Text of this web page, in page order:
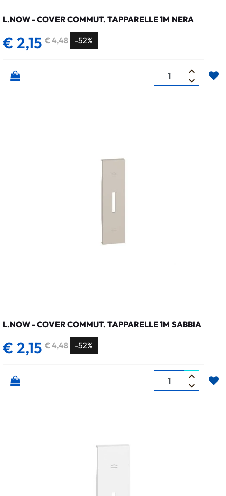
L.NOW - COVER COMMUT. TAPPARELLE 1M NERA
€ 4,48 -52%
€ 2,15
Quantità
L.NOW - COVER COMMUT. TAPPARELLE 1M SABBIA
€ 4,48 -52%
€ 2,15
Quantità